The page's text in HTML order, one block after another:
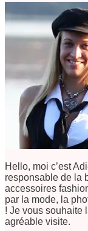
Hello, moi c’est
responsable de la
accessoires
par la mode, la
! Je vous souhaite
agréable visite.